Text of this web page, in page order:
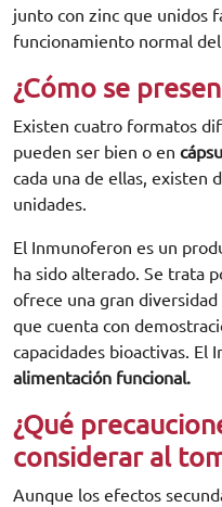
junto con zinc que unidos
funcionamiento normal
¿Cómo se
Existen cuatro formatos
pueden ser bien o en
cada una de ellas, existen
unidades.
El Inmunoferon es un
ha sido alterado. Se trata
ofrece una gran
que cuenta con
capacidades bioactivas. El
alimentación funcional.
¿Qué
considerar al
Aunque los efectos